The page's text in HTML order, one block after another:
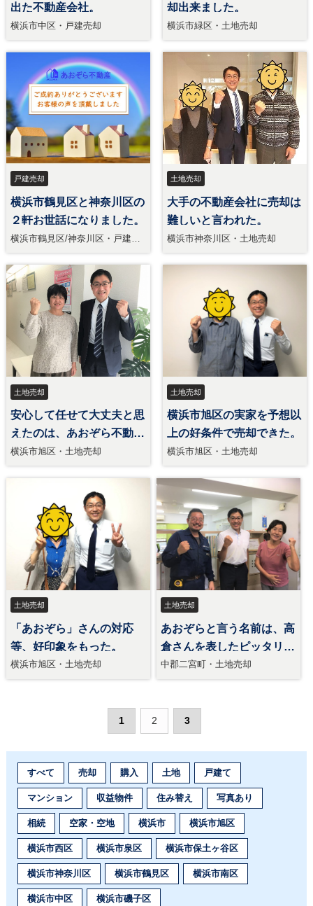
出た不動産会社。
横浜市中区・戸建売却
却出来ました。
横浜市緑区・土地売却
戸建売却
横浜市鶴見区と神奈川区の
２軒お世話になりました。
横浜市鶴見区/神奈川区・戸建売
土地売却
大手の不動産会社に売却は
難しいと言われた。
横浜市神奈川区・土地売却
土地売却
安心して任せて大丈夫と思
えたのは、あおぞら不動
産。
横浜市旭区・土地売却
土地売却
横浜市旭区の実家を予想以
上の好条件で売却できた。
横浜市旭区・土地売却
土地売却
「あおぞら」さんの対応
等、好印象をもった。
横浜市旭区・土地売却
土地売却
あおぞらと言う名前は、高
倉さんを表したピッタリの
言葉。
中郡二宮町・土地売却
1 2 3
すべて 売却 購入 土地 戸建て
マンション 収益物件 住み替え 写真あり
相続 空家・空地 横浜市 横浜市旭区
横浜市西区 横浜市泉区 横浜市保土ヶ谷区
横浜市神奈川区 横浜市鶴見区 横浜市南区
横浜市中区 横浜市磯子区